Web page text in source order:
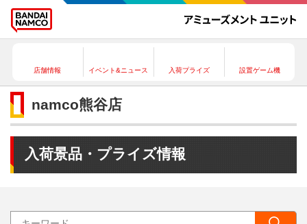
店舗情報 イベント&ニュース 入荷プライズ 設置ゲーム機
namco熊谷店
入荷景品・プライズ情報